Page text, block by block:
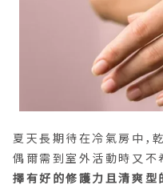
夏天長期待在冷氣房中，
偶爾需到室外活動時又不
擇有好的修護力且清爽型